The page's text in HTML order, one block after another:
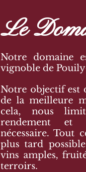
Le
Notre domaine
vignoble de
Notre objectif est
de la meilleure
cela, nous
rendement et
nécessaire. Tout
plus tard
vins amples,
terroirs.